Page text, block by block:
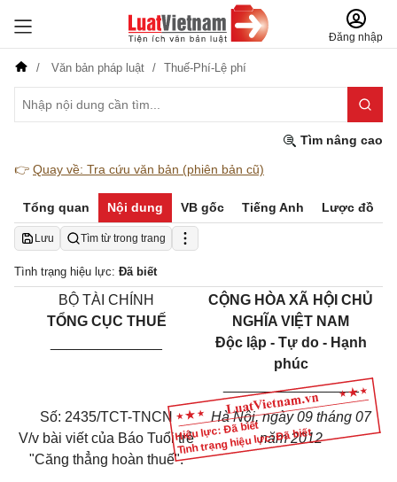
Đăng nhập
Văn bản pháp luật Thuế-Phí-Lệ phí
Tìm nâng cao
👉 Quay về: Tra cứu văn bản (phiên bản cũ)
Tổng quan Nội dung VB gốc Tiếng Anh Lược đồ
Lưu Tìm từ trong trang
Tình trạng hiệu lực: Đã biết
Hiệu lực: Đã biết
Tình trạng hiệu lực: Đã biết
BỘ TÀI CHÍNH
TỔNG CỤC THUẾ
CỘNG HÒA XÃ HỘI CHỦ
NGHĨA VIỆT NAM
Độc lập - Tự do - Hạnh
phúc
_________________
Số: 2435/TCT-TNCN
V/v bài viết của Báo Tuổi trẻ
"Căng thẳng hoàn thuế".
Hà Nội, ngày 09 tháng 07
năm 2012